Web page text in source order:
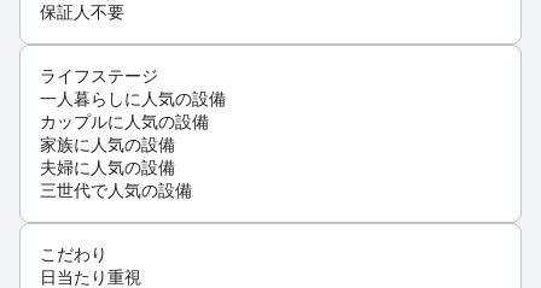
保証人不要
ライフステージ
一人暮らしに人気の設備
カップルに人気の設備
家族に人気の設備
夫婦に人気の設備
三世代で人気の設備
こだわり
日当たり重視